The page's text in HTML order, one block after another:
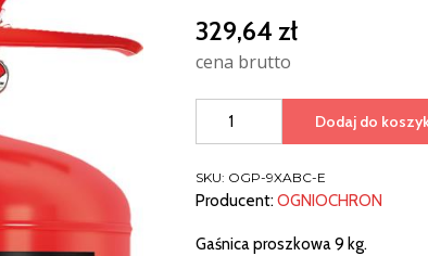
329,64 zł
cena brutto
GAŚNICA
9
KG
Dodaj do
SKU: OGP-9XABC-E
Producent:OGNIOCHRON
Gaśnica proszkowa 9 kg.